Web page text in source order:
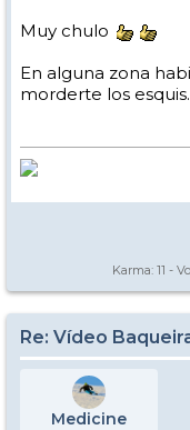
Muy chulo
En alguna zona
morderte los esquis.
Karma: 11 -
Re: Vídeo
Medicine